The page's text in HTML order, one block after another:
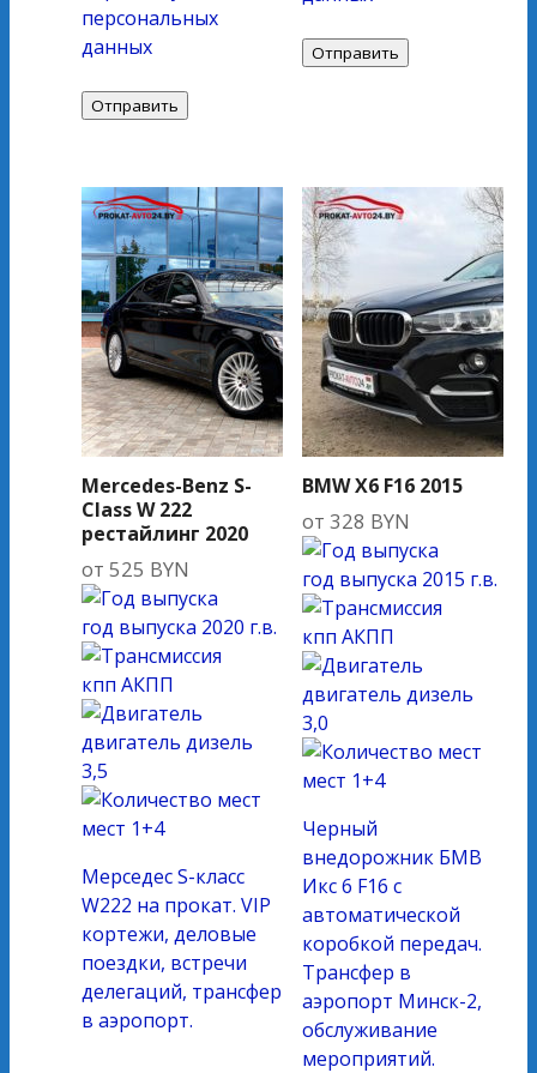
персональных
данных
Mercedes-Benz S-
Class W 222
рестайлинг 2020
от 525 BYN
год выпуска 2020 г.в.
кпп АКПП
двигатель дизель
3,5
мест 1+4
Мерседес S-класс
W222 на прокат. VIP
кортежи, деловые
поездки, встречи
делегаций, трансфер
в аэропорт.
BMW X6 F16 2015
от 328 BYN
год выпуска 2015 г.в.
кпп АКПП
двигатель дизель
3,0
мест 1+4
Черный
внедорожник БМВ
Икс 6 F16 с
автоматической
коробкой передач.
Трансфер в
аэропорт Минск-2,
обслуживание
мероприятий.